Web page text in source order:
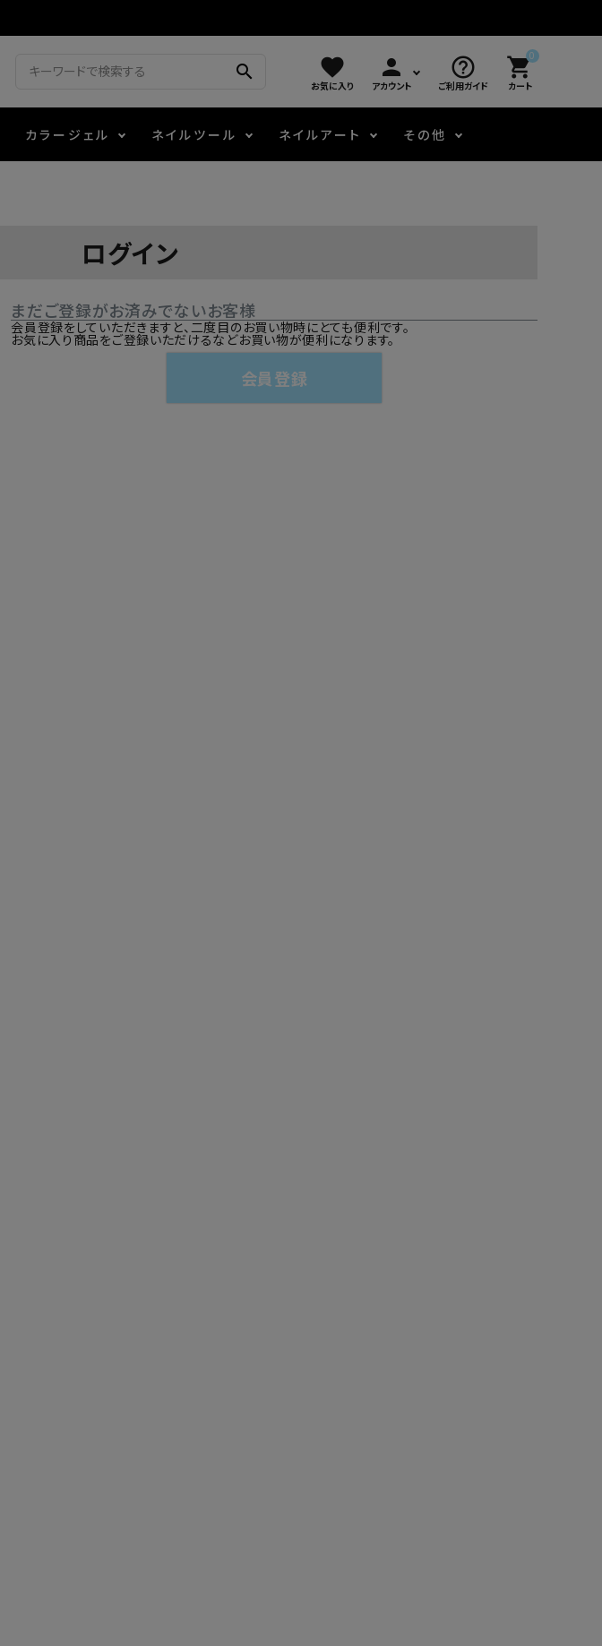
search favorite
お気に入り
person
アカウント
help_outline
ご利用ガイド
0
shopping_cart
カート
カラージェル
マグネティフラッシュジェル
テラコッタジェル ニュアンスジェル
エメナコラボジェル
ネイルツール
チャート・チップ関連
その他施術アイテム
ネイルアート
レジン・モールド
その他
ログイン
まだご登録がお済みでないお客様
会員登録をしていただきますと、二度目のお買い物時にとても便利です。
お気に入り商品をご登録いただけるなどお買い物が便利になります。
会員登録